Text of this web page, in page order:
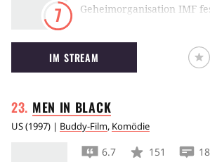
7
Geheimorganisation IMF
Nur Ethan Hunt, alias Tom
enttarnen.
IM STREAM
MEN IN BLACK
US(1997) | Buddy-Film, Komödie
6.7 151